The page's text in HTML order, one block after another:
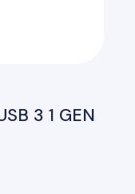
3 1 GEN